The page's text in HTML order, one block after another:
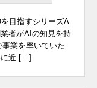
目指すシリーズA
者がAIの知見を持
業を率いていた
に近 […]